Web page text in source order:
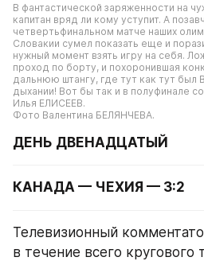
В фантастической заряженности на
капитан вряд ли кому уступит. А
четвертьфинальном матче наших
Словакии сумел показать еще и
нужный момент взять игру на себя.
проход по борту, и похоронившая
дальнюю штангу, где тут как тут был
дыхании! Вот бы так и в полуфинале
Илья ЕЛИСЕЕВ.
Фото Валентина БЕЛЯНЧЕВА.
ДЕНЬ ДВЕНАДЦАТЫЙ
КАНАДА — ЧЕХИЯ — 3:2
Телевизионный
в течение всего кругового